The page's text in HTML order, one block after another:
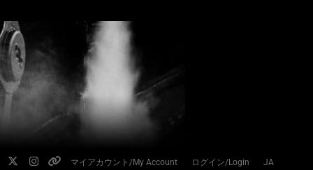
twitter
instagram
個 マイアカウント/My Account ログイン/Login JA